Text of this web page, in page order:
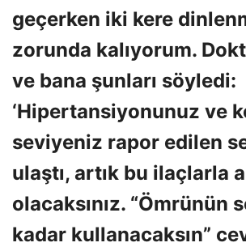
geçerken iki kere
zorunda kalıyorum.
ve bana şunları söyledi:
‘Hipertansiyonunuz ve
seviyeniz rapor edilen
ulaştı, artık bu ilaçlarla
olacaksınız. “Ömrünün
kadar kullanacaksın”